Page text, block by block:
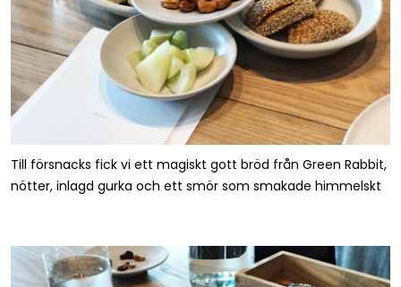
Till försnacks fick vi ett magiskt gott bröd från Green Rabbit,
nötter, inlagd gurka och ett smör som smakade himmelskt